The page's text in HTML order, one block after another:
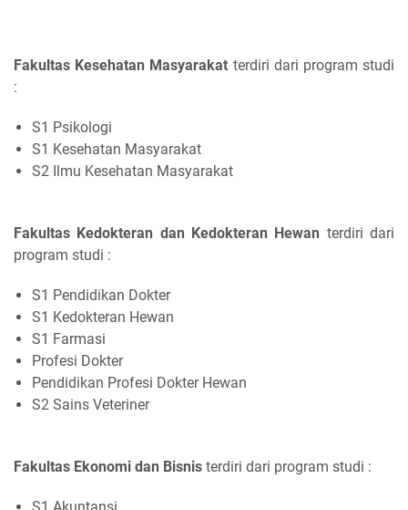
Fakultas Kesehatan Masyarakat terdiri dari program studi
:
S1 Psikologi
S1 Kesehatan Masyarakat
S2 Ilmu Kesehatan Masyarakat
Fakultas Kedokteran dan Kedokteran Hewan terdiri dari
program studi :
S1 Pendidikan Dokter
S1 Kedokteran Hewan
S1 Farmasi
Profesi Dokter
Pendidikan Profesi Dokter Hewan
S2 Sains Veteriner
Fakultas Ekonomi dan Bisnis terdiri dari program studi :